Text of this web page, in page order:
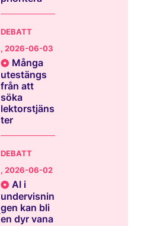
DEBATT
, 2026-06-03
Många
utestängs
från att
söka
lektorstjäns
ter
DEBATT
, 2026-06-02
AI i
undervisnin
gen kan bli
en dyr vana